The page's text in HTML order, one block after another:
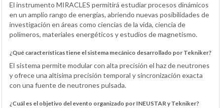
El instrumento MIRACLES permitirá estudiar procesos dinámicos
en un amplio rango de energías, abriendo nuevas posibilidades de
investigación en áreas como ciencias de la vida, ciencia de
polímeros, materiales energéticos y estudios de magnetismo.
¿Qué características tiene el sistema mecánico desarrollado por Tekniker?
El sistema permite modular con alta precisión el haz de neutrones
y ofrece una altísima precisión temporal y sincronización exacta
con una fuente de neutrones pulsada.
¿Cuál es el objetivo del evento organizado por INEUSTAR y Tekniker?